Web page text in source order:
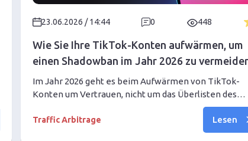
23.06.2026 / 14:44 0 448
Wie Sie Ihre TikTok-Konten aufwärmen, um
einen Shadowban im Jahr 2026 zu
Im Jahr 2026 geht es beim Aufwärmen von TikTok-
Konten um Vertrauen, nicht um das Überlisten des
Algorithmus. Dieser Leitfaden zeigt Ihnen, wie Sie
Kontesperren vermeiden und GeeLark zur
Traffic Arbitrage Lesen